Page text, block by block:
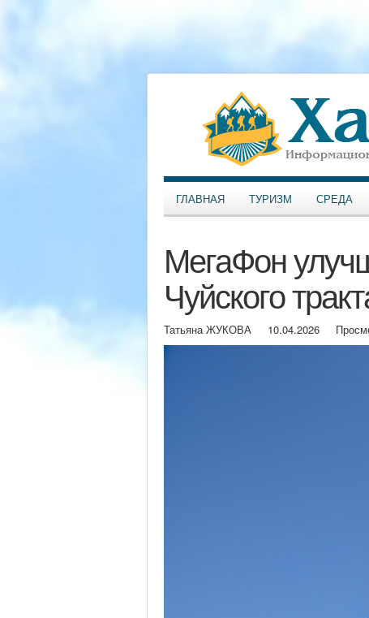
ГЛАВНАЯ ТУРИЗМ СРЕДА
МегаФон
Чуйского
Татьяна ЖУКОВА 10.04.2026